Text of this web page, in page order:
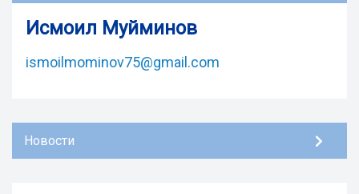
Исмоил Муйминов
ismoilmominov75@gmail.com
Новости